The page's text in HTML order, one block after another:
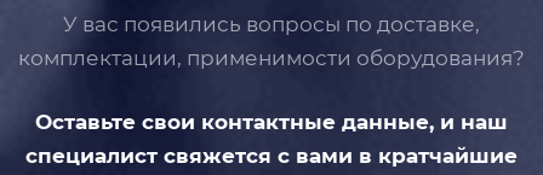
У вас появились вопросы по доставке,
комплектации, применимости оборудования?
Оставьте свои контактные данные, и наш
специалист свяжется с вами в кратчайшие